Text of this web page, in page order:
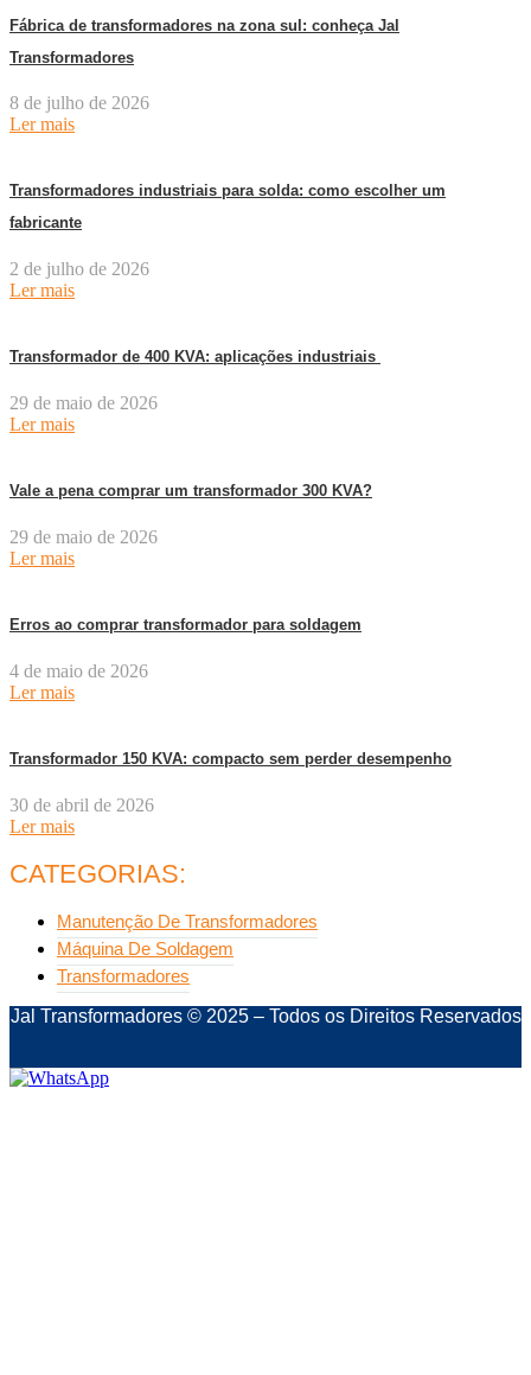
Fábrica de transformadores na zona sul: conheça Jal
Transformadores
8 de julho de 2026
Ler mais
Transformadores industriais para solda: como escolher um
fabricante
2 de julho de 2026
Ler mais
Transformador de 400 KVA: aplicações industriais
29 de maio de 2026
Ler mais
Vale a pena comprar um transformador 300 KVA?
29 de maio de 2026
Ler mais
Erros ao comprar transformador para soldagem
4 de maio de 2026
Ler mais
Transformador 150 KVA: compacto sem perder desempenho
30 de abril de 2026
Ler mais
CATEGORIAS:
Manutenção De Transformadores
Máquina De Soldagem
Transformadores
Jal Transformadores © 2025 – Todos os Direitos Reservados